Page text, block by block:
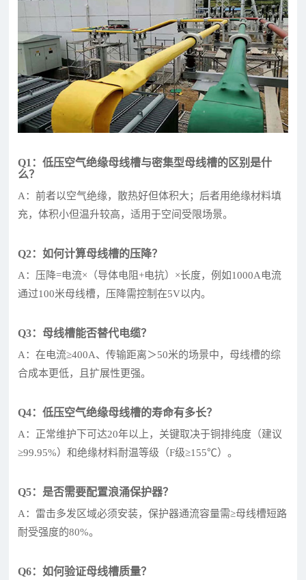
Q1：低压空气绝缘母线槽与密集型母线槽的区别是什
么？
A：前者以空气绝缘，散热好但体积大；后者用绝缘材料填
充，体积小但温升较高，适用于空间受限场景。
Q2：如何计算母线槽的压降？
A：压降=电流×（导体电阻+电抗）×长度，例如1000A电流
通过100米母线槽，压降需控制在5V以内。
Q3：母线槽能否替代电缆？
A：在电流≥400A、传输距离＞50米的场景中，母线槽的综
合成本更低，且扩展性更强。
Q4：低压空气绝缘母线槽的寿命有多长？
A：正常维护下可达20年以上，关键取决于铜排纯度（建议
≥99.95%）和绝缘材料耐温等级（F级≥155℃）。
Q5：是否需要配置浪涌保护器？
A：雷击多发区域必须安装，保护器通流容量需≥母线槽短路
耐受强度的80%。
Q6：如何验证母线槽质量？